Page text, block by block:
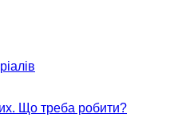
Що треба робити?